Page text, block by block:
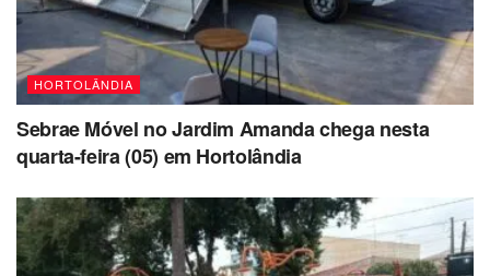
HORTOLÂNDIA
Sebrae Móvel no Jardim Amanda chega nesta
quarta-feira (05) em Hortolândia